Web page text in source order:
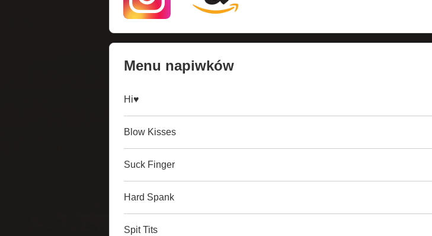
Menu napiwków
Hi♥
Blow Kisses
Suck Finger
Hard Spank
Spit Tits